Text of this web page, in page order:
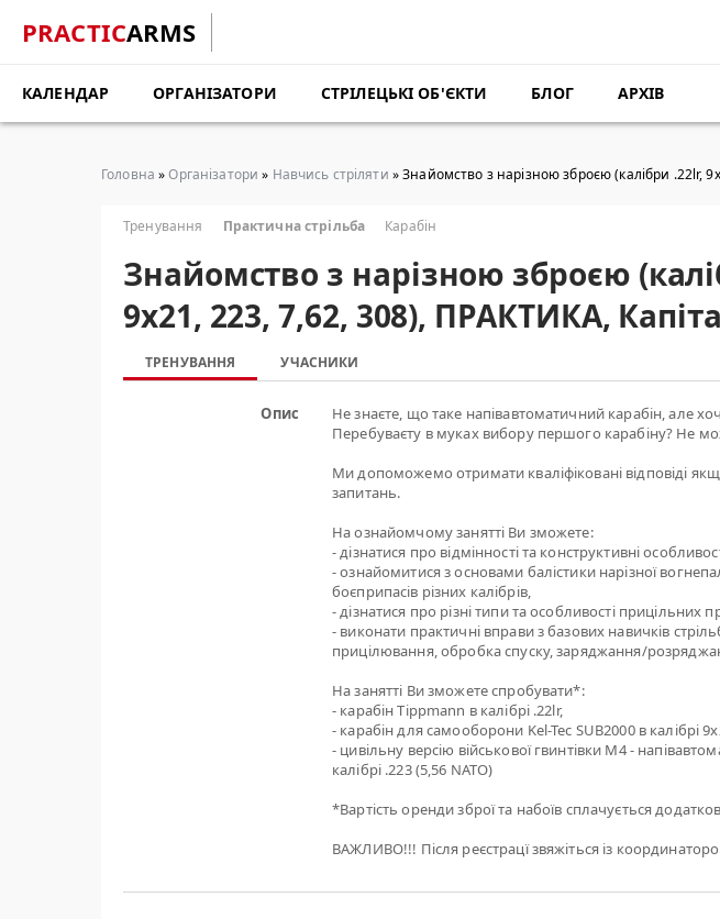
PRACTICARMS
КАЛЕНДАР ОРГАНІЗАТОРИ СТРІЛЕЦЬКІ ОБ'ЄКТИ БЛОГ АРХІВ
Головна »Організатори » Навчись стріляти » Знайомство з нарізною зброєю (калібри .22lr,
Тренування Практична стрільба Карабін
Знайомство з нарізною зброєю
9х21, 223, 7,62, 308), ПРАКТИКА,
ТРЕНУВАННЯ УЧАСНИКИ
Опис
Не знаєте, що таке напівавтоматичний карабін, але
Перебуваєту в муках вибору першого карабіну? Не
Ми допоможемо отримати кваліфіковані відповіді
запитань.
На ознайомчому занятті Ви зможете:
- дізнатися про відмінності та конструктивні
- ознайомитися з основами балістики нарізної
боєприпасів різних калібрів,
- дізнатися про різні типи та особливості прицільних
- виконати практичні вправи з базових навичків
прицілювання, обробка спуску, заряджання/
На занятті Ви зможете спробувати*:
- карабін Tippmann в калібрі .22lr,
- карабін для самооборони Kel-Tec SUB2000 в калібрі
- цивільну версію військової гвинтівки M4 -
калібрі .223 (5,56 NATO)
*Вартість оренди зброї та набоїв сплачується
ВАЖЛИВО!!! Після реєстрацї звяжіться із